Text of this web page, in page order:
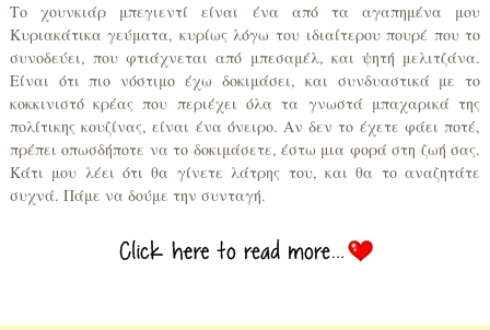
Το χουνκιάρ μπεγιεντί είναι ένα από τα αγαπημένα μου
Κυριακάτικα γεύματα, κυρίως λόγω του ιδιαίτερου πουρέ που το
συνοδεύει, που φτιάχνεται από μπεσαμέλ, και ψητή μελιτζάνα.
Είναι ότι πιο νόστιμο έχω δοκιμάσει, και συνδυαστικά με το
κοκκινιστό κρέας που περιέχει όλα τα γνωστά μπαχαρικά της
πολίτικης κουζίνας, είναι ένα όνειρο. Αν δεν το έχετε φάει ποτέ,
πρέπει οπωσδήποτε να το δοκιμάσετε, έστω μια φορά στη ζωή σας.
Κάτι μου λέει ότι θα γίνετε λάτρης του, και θα το αναζητάτε
συχνά. Πάμε να δούμε την συνταγή.